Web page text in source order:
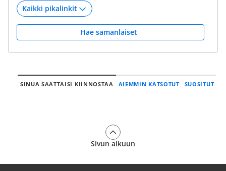
Hae samanlaiset
SINUA SAATTAISI KIINNOSTAA AIEMMIN KATSOTUT SUOSITUT
Sivun alkuun